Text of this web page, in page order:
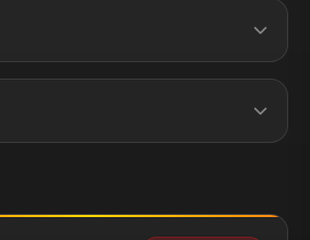
Terms &
झारखण्ड